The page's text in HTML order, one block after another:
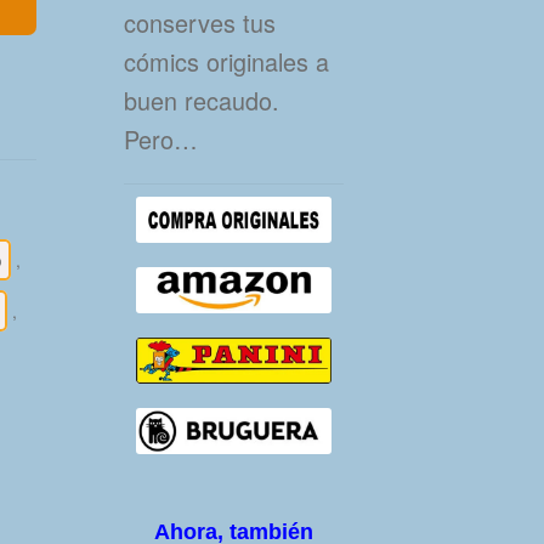
,
,
conserves tus
cómics originales a
buen recaudo.
Pero…
Ahora, también